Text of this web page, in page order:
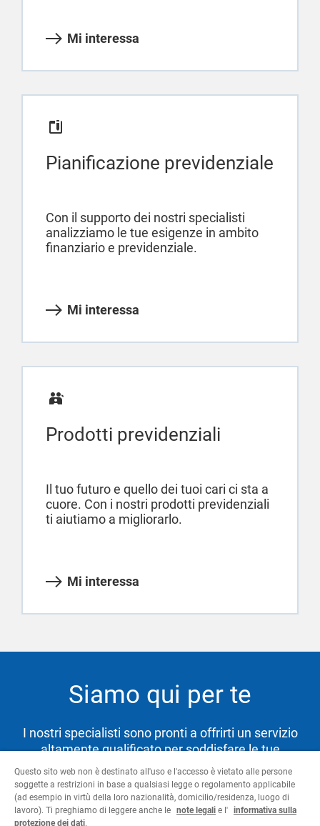
Mi interessa
Pianificazione previdenziale
Con il supporto dei nostri specialisti
analizziamo le tue esigenze in ambito
finanziario e previdenziale.
Mi interessa
Prodotti previdenziali
Il tuo futuro e quello dei tuoi cari ci sta a
cuore. Con i nostri prodotti previdenziali
ti aiutiamo a migliorarlo.
Mi interessa
Siamo qui per te
I nostri specialisti sono pronti a offrirti un servizio
altamente qualificato per soddisfare le tue
necessità e aiutarti a raggiungere i tuoi obiettivi.
Contattaci
Questo sito web non è destinato all'uso e l'accesso è vietato alle persone
soggette a restrizioni in base a qualsiasi legge o regolamento applicabile
(ad esempio in virtù della loro nazionalità, domicilio/residenza, luogo di
lavoro). Ti preghiamo di leggere anche le note legali e l' informativa sulla
protezione dei dati.